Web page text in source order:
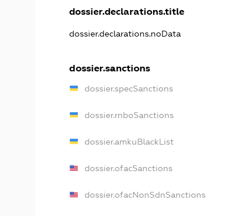
dossier.declarations.title
dossier.declarations.noData
dossier.sanctions
dossier.specSanctions
dossier.rnboSanctions
dossier.amkuBlackList
dossier.ofacSanctions
dossier.ofacNonSdnSanctions